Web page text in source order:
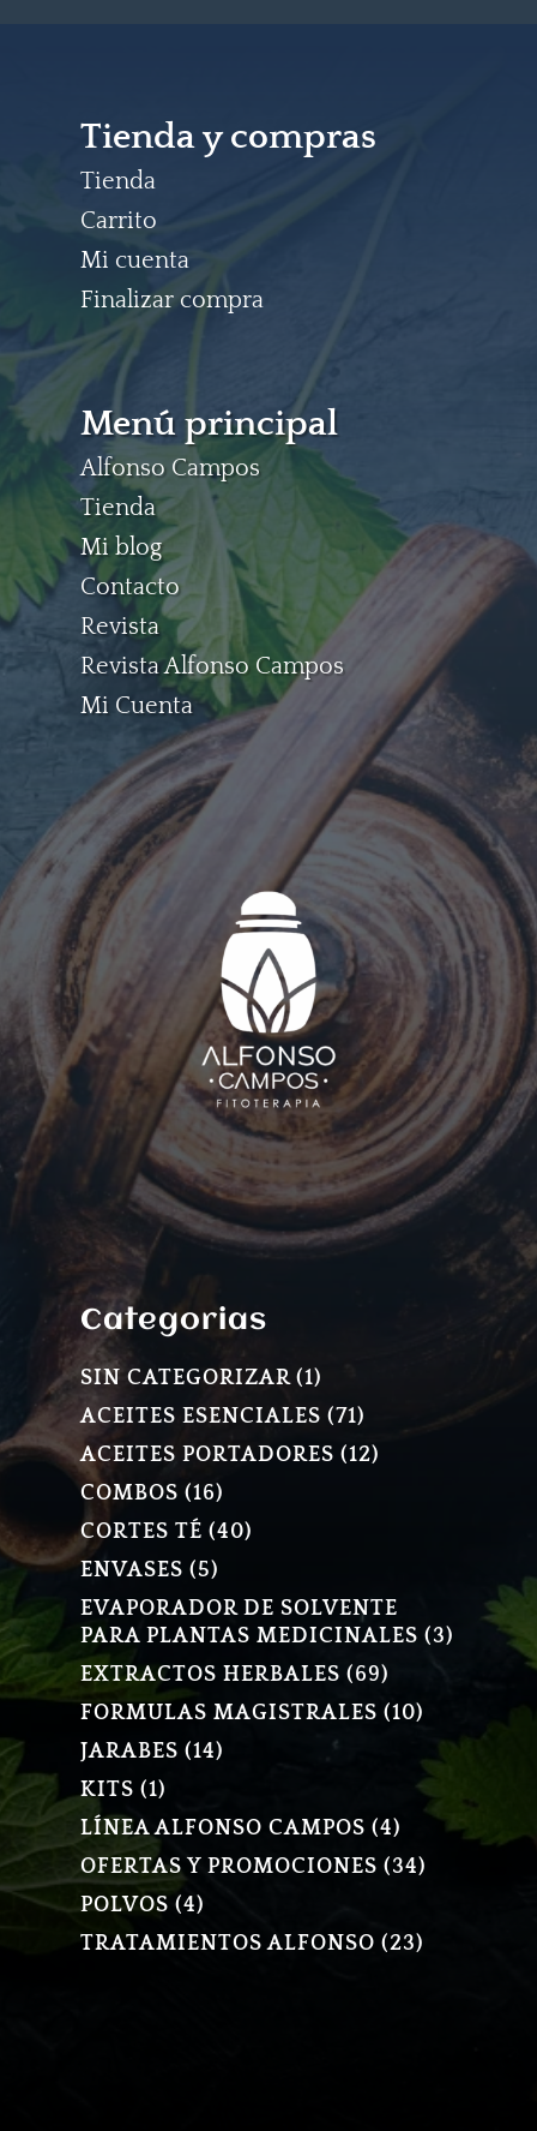
Tienda y compras
Tienda
Carrito
Mi cuenta
Finalizar compra
Menú principal
Alfonso Campos
Tienda
Mi blog
Contacto
Revista
Revista Alfonso Campos
Mi Cuenta
Categorias
SIN CATEGORIZAR 11
PRODUCTO
ACEITES ESENCIALES 7171
PRODUCTOS
ACEITES PORTADORES 1212
COMBOS 1616
PRODUCTOS
CORTES TÉ 4040
ENVASES 55
PRODUCTOS
EVAPORADOR DE SOLVENTE
PARA PLANTAS MEDICINALES
33
EXTRACTOS HERBALES 6969
PRODUCTOS
FORMULAS MAGISTRALES 1010
JARABES 1414
KITS 11
PRODUCTO
LÍNEA ALFONSO CAMPOS 44
PRODUCTOS
OFERTAS Y PROMOCIONES 3434
POLVOS 44
PRODUCTOS
TRATAMIENTOS ALFONSO 2323